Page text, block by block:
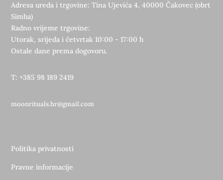
Adresa ureda i trgovine: Tina Ujevića 4, 40000 Čakovec (obrt
Simha)
Radno vrijeme trgovine:
Utorak, srijeda i četvrtak 10:00 - 17:00 h
Ostale dane prema dogovoru.
T: +385 98 189 2419
moonrituals.hr@gmail.com
Politika privatnosti
Pravne informacije